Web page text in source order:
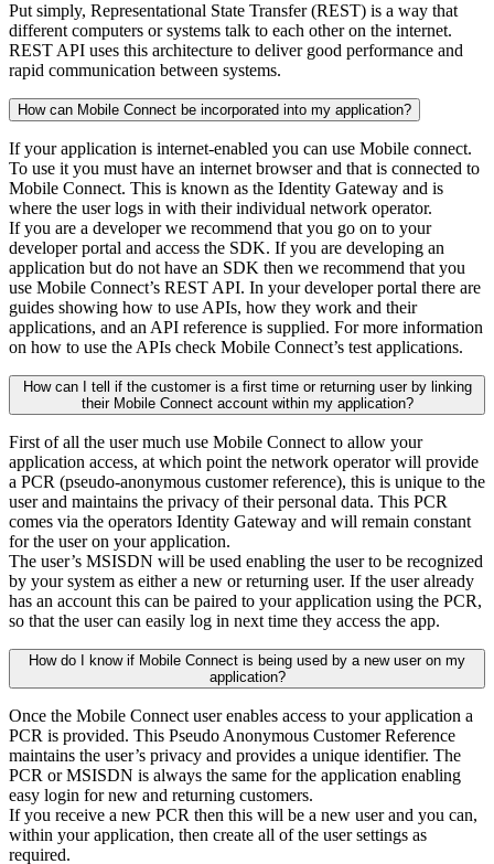
Put simply, Representational State Transfer (REST) is a way that
different computers or systems talk to each other on the internet.
REST API uses this architecture to deliver good performance and
rapid communication between systems.
How can Mobile Connect be incorporated into my application?
If your application is internet-enabled you can use Mobile connect.
To use it you must have an internet browser and that is connected to
Mobile Connect. This is known as the Identity Gateway and is
where the user logs in with their individual network operator.
If you are a developer we recommend that you go on to your
developer portal and access the SDK. If you are developing an
application but do not have an SDK then we recommend that you
use Mobile Connect’s REST API. In your developer portal there are
guides showing how to use APIs, how they work and their
applications, and an API reference is supplied. For more information
on how to use the APIs check Mobile Connect’s test applications.
How can I tell if the customer is a first time or returning user by linking
their Mobile Connect account within my application?
First of all the user much use Mobile Connect to allow your
application access, at which point the network operator will provide
a PCR (pseudo-anonymous customer reference), this is unique to the
user and maintains the privacy of their personal data. This PCR
comes via the operators Identity Gateway and will remain constant
for the user on your application.
The user’s MSISDN will be used enabling the user to be recognized
by your system as either a new or returning user. If the user already
has an account this can be paired to your application using the PCR,
so that the user can easily log in next time they access the app.
How do I know if Mobile Connect is being used by a new user on my
application?
Once the Mobile Connect user enables access to your application a
PCR is provided. This Pseudo Anonymous Customer Reference
maintains the user’s privacy and provides a unique identifier. The
PCR or MSISDN is always the same for the application enabling
easy login for new and returning customers.
If you receive a new PCR then this will be a new user and you can,
within your application, then create all of the user settings as
required.